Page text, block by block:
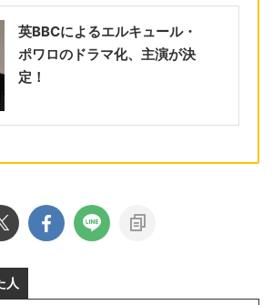
英BBCによるエルキュール・
ポワロのドラマ化、主演が決
定！
人